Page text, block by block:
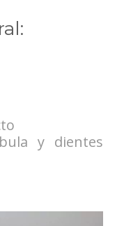
y dientes